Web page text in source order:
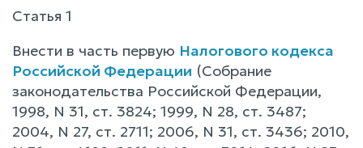
Статья 1
Внести в часть первую Налогового кодекса
Российской Федерации (Собрание
законодательства Российской Федерации,
1998, N 31, ст. 3824; 1999, N 28, ст. 3487;
2004, N 27, ст. 2711; 2006, N 31, ст. 3436; 2010,